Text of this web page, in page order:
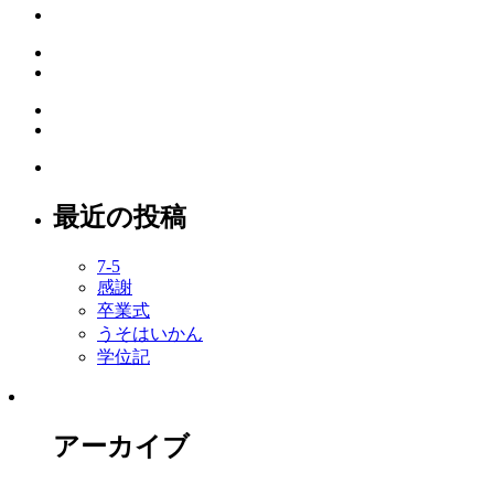
最近の投稿
7-5
感謝
卒業式
うそはいかん
学位記
アーカイブ